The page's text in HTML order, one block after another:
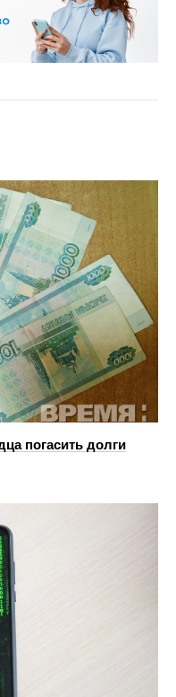
погасить долги